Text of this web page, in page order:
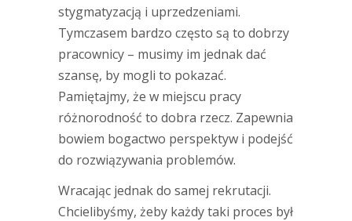
stygmatyzacją i uprzedzeniami.
Tymczasem bardzo często są to dobrzy
pracownicy – musimy im jednak dać
szansę, by mogli to pokazać.
Pamiętajmy, że w miejscu pracy
różnorodność to dobra rzecz. Zapewnia
bowiem bogactwo perspektyw i podejść
do rozwiązywania problemów.
Wracając jednak do samej rekrutacji.
Chcielibyśmy, żeby każdy taki proces był